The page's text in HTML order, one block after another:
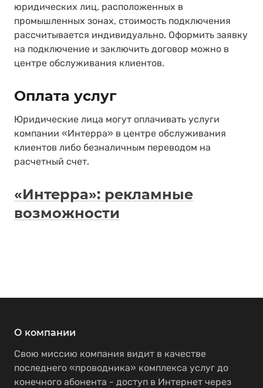
юридических лиц, расположенных в
промышленных зонах, стоимость подключения
рассчитывается индивидуально. Оформить заявку
на подключение и заключить договор можно в
центре обслуживания клиентов.
Оплата услуг
Юридические лица могут оплачивать услуги
компании «Интерра» в центре обслуживания
клиентов либо безналичным переводом на
расчетный счет.
«Интерра»: рекламные
возможности
О компании
Свою миссию компания видит в качестве
последнего «проводника» комплекса услуг до
конечного абонента - доступ в Интернет через